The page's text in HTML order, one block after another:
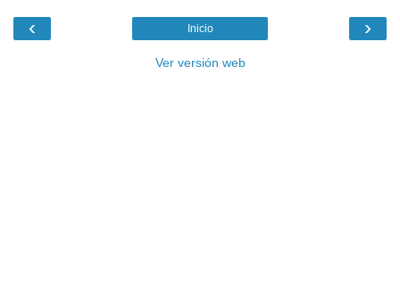
‹ ›
Inicio
Ver versión web